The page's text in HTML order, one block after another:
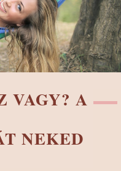
VAGY? A
NEKED